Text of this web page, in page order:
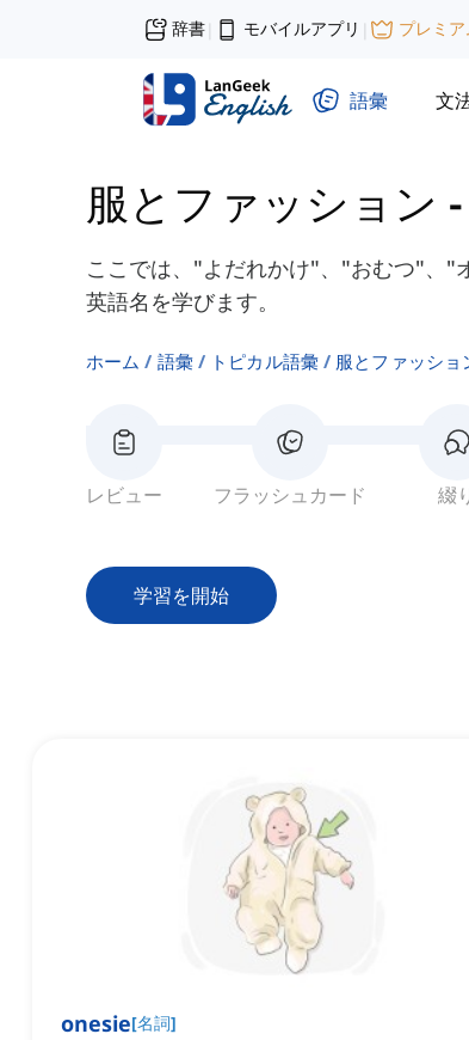
辞書| モバイルアプリ | プレミア
語彙 文
服とファッション -
ここでは、"よだれかけ"、"おむつ"、"
英語名を学びます。
ホーム 語彙 トピカル語彙 服とファッショ
レビュー フラッシュカード 綴
学習を開始
onesie[名詞]